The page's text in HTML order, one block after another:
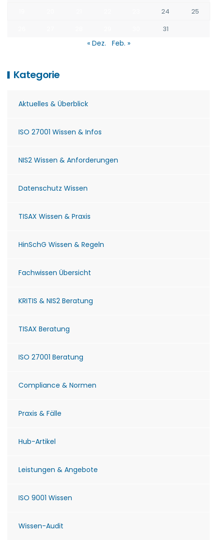
24
25
31
« Dez. Feb. »
Kategorie
Aktuelles & Überblick
ISO 27001 Wissen & Infos
NIS2 Wissen & Anforderungen
Datenschutz Wissen
TISAX Wissen & Praxis
HinSchG Wissen & Regeln
Fachwissen Übersicht
KRITIS & NIS2 Beratung
TISAX Beratung
ISO 27001 Beratung
Compliance & Normen
Praxis & Fälle
Hub-Artikel
Leistungen & Angebote
ISO 9001 Wissen
Wissen-Audit